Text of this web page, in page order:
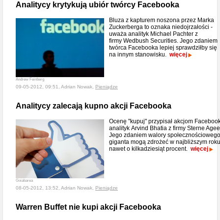
Analitycy krytykują ubiór twórcy Facebooka
Andrew Feinberg
Bluza z kapturem noszona przez Marka
Zuckerberga to oznaka niedojrzałości -
uważa analityk Michael Pachter z
firmy Wedbush Securities. Jego zdaniem
twórca Facebooka lepiej sprawdziłby się
na innym stanowisku. więcej
09-05-2012, 09:51, Adrian Nowak, Pieniądze
Analitycy zalecają kupno akcji Facebooka
Goiabarea
Ocenę "kupuj" przypisał akcjom
analityk Arvind Bhatia z firmy Sterne
Jego zdaniem walory społecznościowego
giganta mogą zdrożeć w najbliższym roku
nawet o kilkadziesiąt procent. więcej
08-05-2012, 13:52, Adrian Nowak, Pieniądze
Warren Buffet nie kupi akcji Facebooka